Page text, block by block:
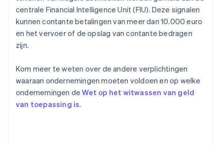
centrale Financial Intelligence Unit (FIU). Deze signalen
kunnen contante betalingen van meer dan 10.000 euro
en het vervoer of de opslag van contante bedragen
zijn.
Kom meer te weten over de andere verplichtingen
waaraan ondernemingen moeten voldoen en op welke
ondernemingen deWet op het witwassen van geld
van toepassing is.